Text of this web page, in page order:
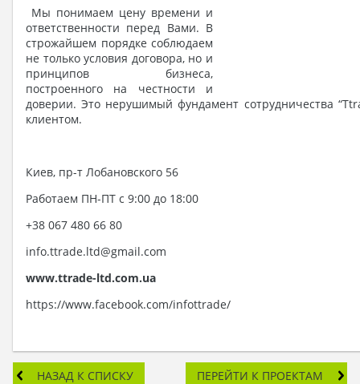
Мы понимаем цену времени и
ответственности перед Вами. В
строжайшем порядке соблюдаем
не только условия договора, но и
принципов бизнеса,
построенного на честности и
доверии. Это нерушимый фундамент сотрудничества
клиентом.
Киев, пр-т Лобановского 56
Работаем ПН-ПТ с 9:00 до 18:00
+38 067 480 66 80
info.ttrade.ltd@gmail.com
www.ttrade-ltd.com.ua
https://www.facebook.com/infottrade/
НАЗАД К СПИСКУ ПЕРЕЙТИ К ПРОЕКТАМ